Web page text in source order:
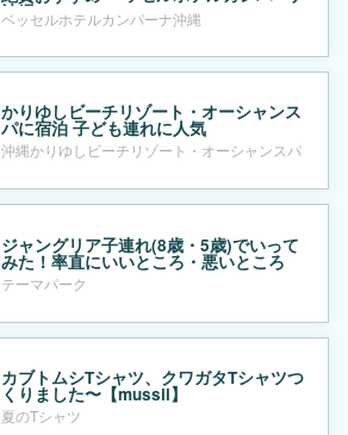
沖縄
ベッセルホテルカンパーナ沖縄
かりゆしビーチリゾート・オーシャンス
パに宿泊 子ども連れに人気
沖縄かりゆしビーチリゾート・オーシャンスパ
ジャングリア子連れ(8歳・5歳)でいって
みた！率直にいいところ・悪いところ
テーマパーク
カブトムシTシャツ、クワガタTシャツつ
くりました〜【mussii】
夏のTシャツ